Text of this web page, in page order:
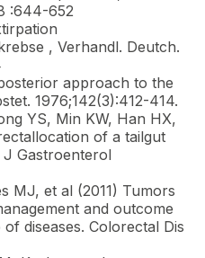
:644-652
, Verhandl. Deutch.
approach to the
1976;142(3):412-414.
YS, Min KW, Han HX,
of a tailgut
Gastroenterol
MJ, et al (2011) Tumors
and outcome
diseases. Colorectal Dis